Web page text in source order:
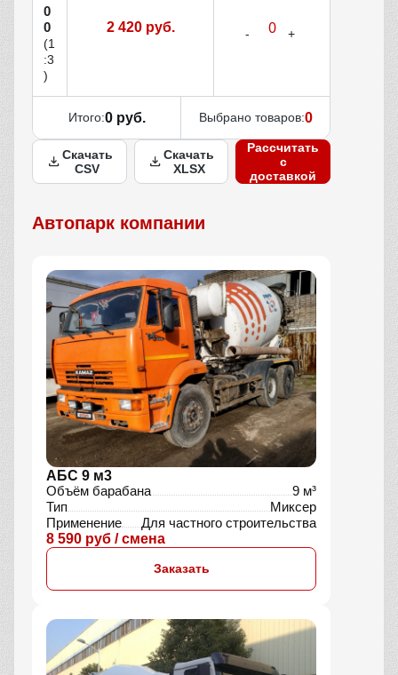
0
0
(1
:3
)
2 420 руб.
Итого:0 руб. Выбрано товаров:0
Скачать
CSV
Скачать
XLSX
Рассчитать
с
доставкой
Автопарк компании
АБС 9 м3
Объём барабана
9 м³
Тип
Миксер
Применение
Для частного строительства
8 590 руб / смена
Заказать